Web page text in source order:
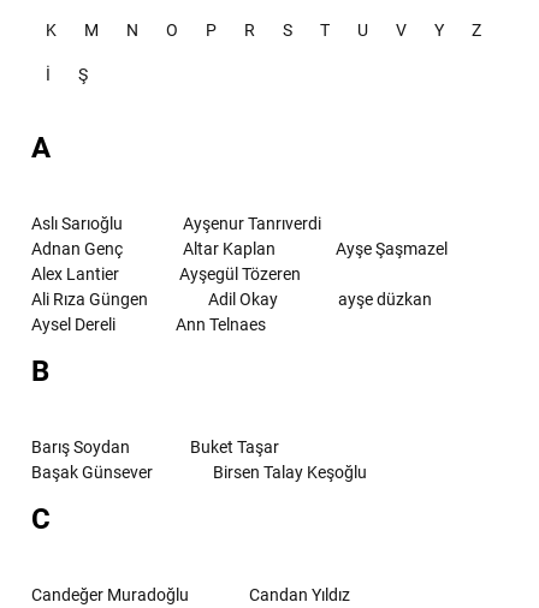
K M N O P R S T U V Y Z
İ Ş
A
Aslı Sarıoğlu
Ayşenur Tanrıverdi
Adnan Genç
Altar Kaplan
Ayşe Şaşmazel
Alex Lantier
Ayşegül Tözeren
Ali Rıza Güngen
Adil Okay
ayşe düzkan
Aysel Dereli
Ann Telnaes
B
Barış Soydan
Buket Taşar
Başak Günsever
Birsen Talay Keşoğlu
C
Candeğer Muradoğlu
Candan Yıldız